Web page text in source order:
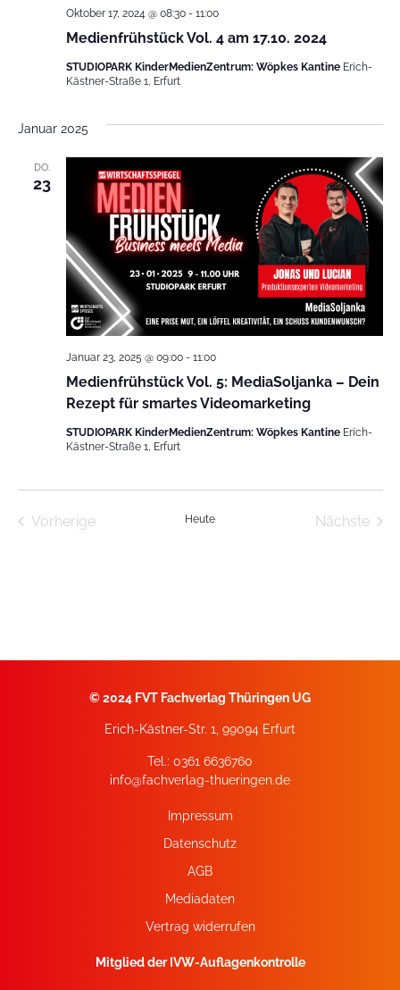
Medienfrühstück Vol. 4 am 17.10. 2024
Oktober 17, 2024 @ 08:30- 11:00
STUDIOPARK KinderMedienZentrum: Wöpkes Kantine Erich-
Kästner-Straße 1, Erfurt
Januar 2025
DO.
23
Medienfrühstück Vol. 5: MediaSoljanka – Dein
Rezept für smartes Videomarketing
Januar 23, 2025 @ 09:00- 11:00
STUDIOPARK KinderMedienZentrum: Wöpkes Kantine Erich-
Kästner-Straße 1, Erfurt
VorherigeVeranstaltungenHeute Nächste
©2024 FVT Fachverlag Thüringen UG
Erich-Kästner-Str. 1, 99094 Erfurt
Tel.: 0361 6636760
info@fachverlag-thueringen.de
Impressum
Datenschutz
AGB
Mediadaten
Vertrag widerrufen
Mitglied der IVW-Auflagenkontrolle